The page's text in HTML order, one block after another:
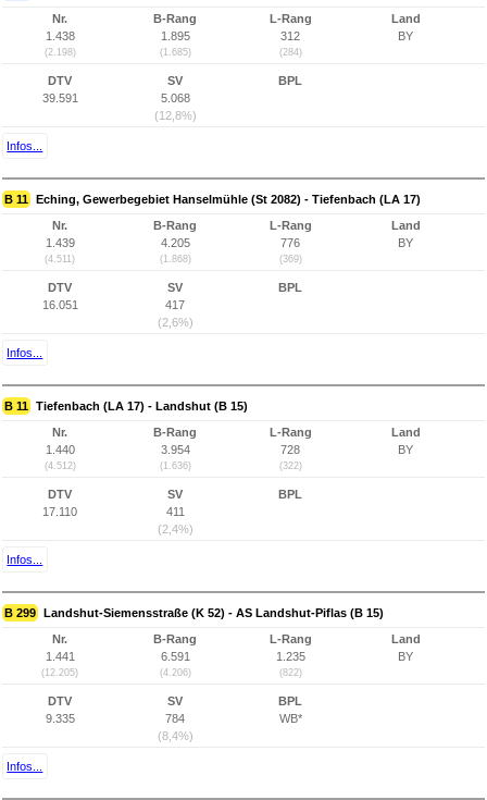
Nr.
1.438
(2.198)
B-Rang
1.895
(1.685)
L-Rang
312
(284)
Land
BY
DTV
39.591
SV
5.068
(12,8%)
BPL
Infos...
B 11 Eching, Gewerbegebiet Hanselmühle (St 2082) - Tiefenbach (LA 17)
Nr.
1.439
(4.511)
B-Rang
4.205
(1.868)
L-Rang
776
(369)
Land
BY
DTV
16.051
SV
417
(2,6%)
BPL
Infos...
B 11 Tiefenbach (LA 17) - Landshut (B 15)
Nr.
1.440
(4.512)
B-Rang
3.954
(1.636)
L-Rang
728
(322)
Land
BY
DTV
17.110
SV
411
(2,4%)
BPL
Infos...
B 299 Landshut-Siemensstraße (K 52) - AS Landshut-Piflas (B 15)
Nr.
1.441
(12.205)
B-Rang
6.591
(4.206)
L-Rang
1.235
(822)
Land
BY
DTV
9.335
SV
784
(8,4%)
BPL
WB*
Infos...